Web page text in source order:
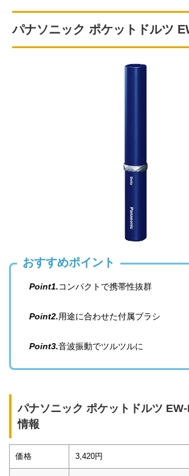
パナソニック ポケットドルツ
おすすめポイント
Point1.コンパクトで携帯性抜群
Point2.用途に合わせた付属ブラシ
Point3.音波振動でツルツルに
パナソニック ポケットドルツ
情報
価格 3,420円